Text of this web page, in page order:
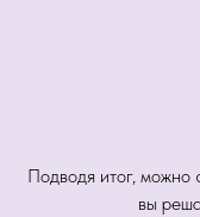
Подводя итог, можно
вы